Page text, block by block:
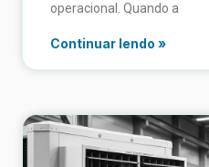
operacional. Quando a
Continuar lendo »